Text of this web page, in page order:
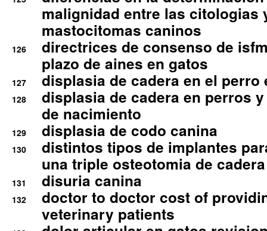
malignidad entre las citologias
mastocitomas caninos
126
directrices de consenso de
plazo de aines en gatos
127 displasia de cadera en el perro
128
displasia de cadera en perros
de nacimiento
129 displasia de codo canina
130
distintos tipos de implantes
una triple osteotomia de cadera
131 disuria canina
132
doctor to doctor cost of
veterinary patients